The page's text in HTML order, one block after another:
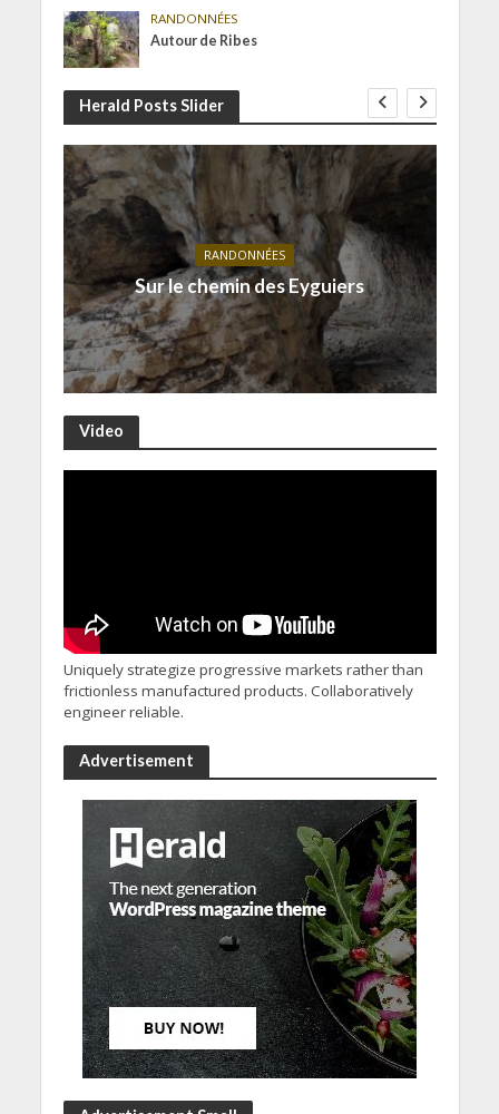
RANDONNÉES
Autour de Ribes
Herald Posts Slider
RANDONNÉES
Sur le chemin des Eyguiers
Video
Uniquely strategize progressive markets rather than
frictionless manufactured products. Collaboratively
engineer reliable.
Advertisement